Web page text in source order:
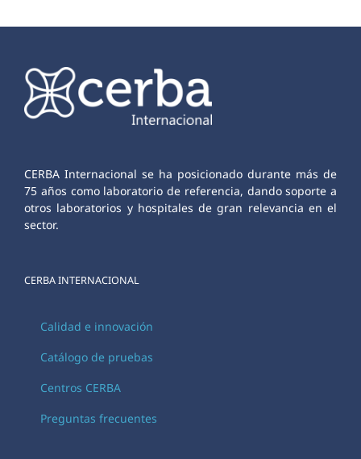
CERBA Internacional se ha posicionado durante más de
75 años como laboratorio de referencia, dando soporte a
otros laboratorios y hospitales de gran relevancia en el
sector.
CERBA INTERNACIONAL
Calidad e innovación
Catálogo de pruebas
Centros CERBA
Preguntas frecuentes